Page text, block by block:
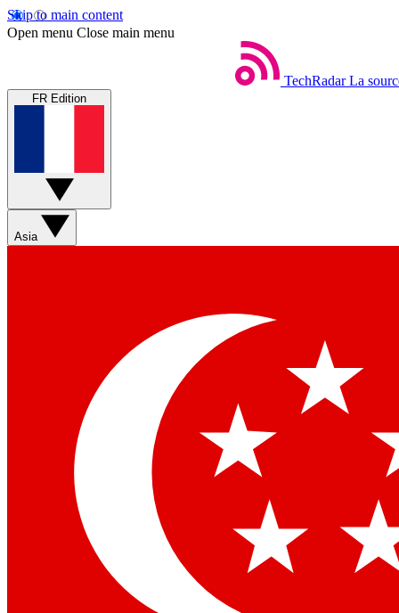
Skip to main content
Open menu Close main menu
TechRadar La
FR Edition
Asia